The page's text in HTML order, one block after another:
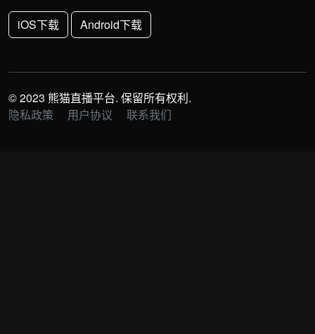
iOS下载 Android下载
© 2023 熊猫直播平台. 保留所有权利.
隐私政策
用户协议 联系我们